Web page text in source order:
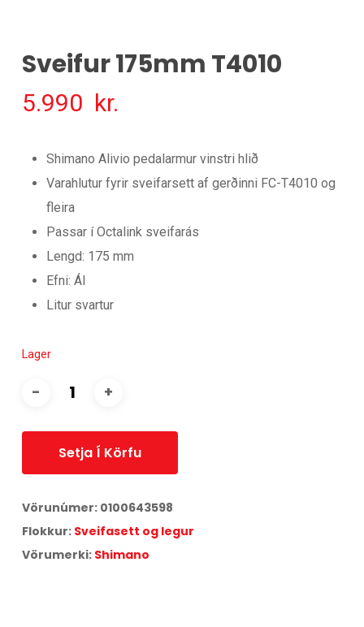
Sveifur 175mm T4010
5.990 kr.
Shimano Alivio pedalarmur vinstri hlið
Varahlutur fyrir sveifarsett af gerðinni FC-T4010 og
fleira
Passar í Octalink sveifarás
Lengd: 175 mm
Efni: Ál
Litur svartur
Lager
Setja Í Körfu
Vörunúmer: 0100643598
Flokkur: Sveifasett og legur
Vörumerki: Shimano